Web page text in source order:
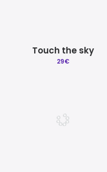
Touch the sky
29€